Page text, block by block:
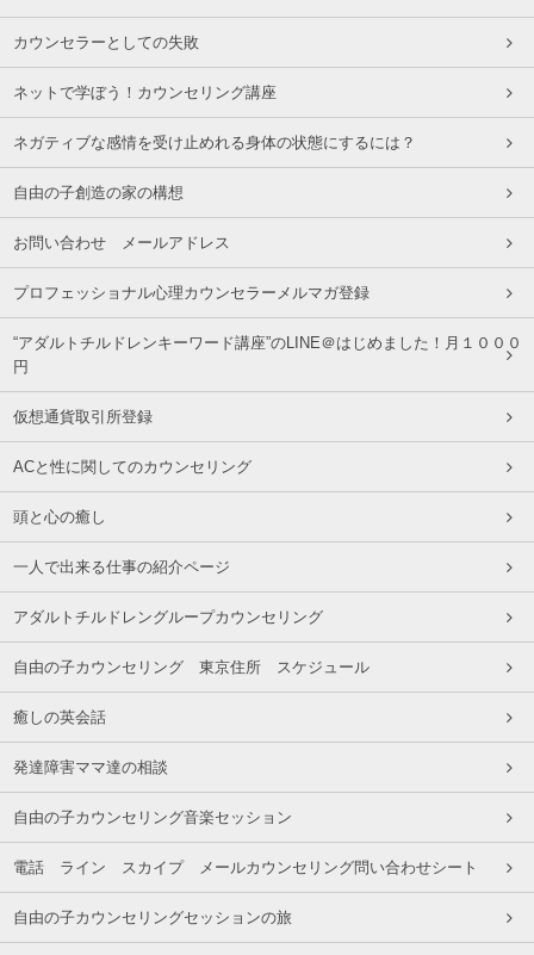
カウンセラーとしての失敗
ネットで学ぼう！カウンセリング講座
ネガティブな感情を受け止めれる身体の状態にするには？
自由の子創造の家の構想
お問い合わせ メールアドレス
プロフェッショナル心理カウンセラーメルマガ登録
“アダルトチルドレンキーワード講座”のLINE＠はじめました！月１０００
円
仮想通貨取引所登録
ACと性に関してのカウンセリング
頭と心の癒し
一人で出来る仕事の紹介ページ
アダルトチルドレングループカウンセリング
自由の子カウンセリング 東京住所 スケジュール
癒しの英会話
発達障害ママ達の相談
自由の子カウンセリング音楽セッション
電話 ライン スカイプ メールカウンセリング問い合わせシート
自由の子カウンセリングセッションの旅